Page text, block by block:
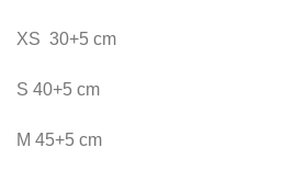
XS 30+5 cm
S 40+5 cm
M 45+5 cm